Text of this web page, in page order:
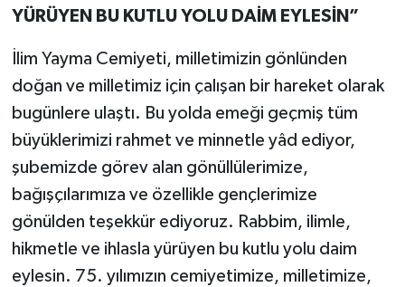
YÜRÜYEN BU KUTLU YOLU DAİM EYLESİN”
İlim Yayma Cemiyeti, milletimizin gönlünden
doğan ve milletimiz için çalışan bir hareket olarak
bugünlere ulaştı. Bu yolda emeği geçmiş tüm
büyüklerimizi rahmet ve minnetle yâd ediyor,
şubemizde görev alan gönüllülerimize,
bağışçılarımıza ve özellikle gençlerimize
gönülden teşekkür ediyoruz. Rabbim, ilimle,
hikmetle ve ihlasla yürüyen bu kutlu yolu daim
eylesin. 75. yılımızın cemiyetimize, milletimize,